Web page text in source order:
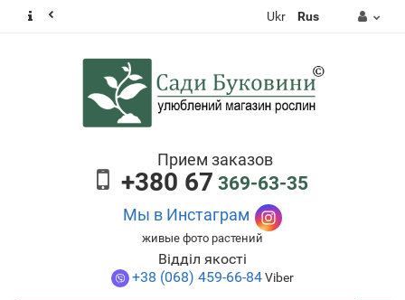
Ukr Rus
Прием заказов
+380 67 369-63-35
Мы в Инстаграм
живые фото растений
Відділ якості
+38 (068) 459-66-84Viber